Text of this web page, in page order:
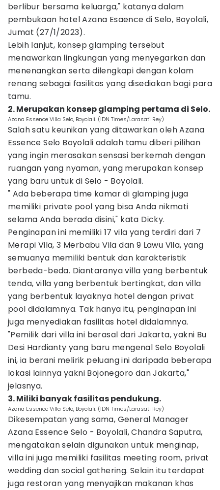
berlibur bersama keluarga," katanya dalam
pembukaan hotel Azana Esaence di Selo, Boyolali,
Jumat (27/1/2023).
Lebih lanjut, konsep glamping tersebut
menawarkan lingkungan yang menyegarkan dan
menenangkan serta dilengkapi dengan kolam
renang sebagai fasilitas yang disediakan bagi para
tamu.
2. Merupakan konsep glamping pertama di Selo.
Azana Essence Villa Selo, Boyolali. (IDN Times/Larasati Rey)
Salah satu keunikan yang ditawarkan oleh Azana
Essence Selo Boyolali adalah tamu diberi pilihan
yang ingin merasakan sensasi berkemah dengan
ruangan yang nyaman, yang merupakan konsep
yang baru untuk di Selo - Boyolali.
" Ada beberapa time kamar di glamping juga
memiliki private pool yang bisa Anda nikmati
selama Anda berada disini," kata Dicky.
Penginapan ini memiliki 17 vila yang terdiri dari 7
Merapi Vila, 3 Merbabu Vila dan 9 Lawu Vila, yang
semuanya memiliki bentuk dan karakteristik
berbeda-beda. Diantaranya villa yang berbentuk
tenda, villa yang berbentuk bertingkat, dan villa
yang berbentuk layaknya hotel dengan privat
pool didalamnya. Tak hanya itu, penginapan ini
juga menyediakan fasilitas hotel didalamnya.
"Pemilik dari villa ini berasal dari Jakarta, yakni Bu
Desi Hardianty yang baru mengenal Selo Boyolali
ini, ia berani melirik peluang ini daripada beberapa
lokasi lainnya yakni Bojonegoro dan Jakarta,"
jelasnya.
3. Miliki banyak fasilitas pendukung.
Azana Essence Villa Selo, Boyolali. (IDN Times/Larasati Rey)
Dikesempatan yang sama, General Manager
Azana Essence Selo - Boyolali, Chandra Saputra,
mengatakan selain digunakan untuk menginap,
villa ini juga memiliki fasilitas meeting room, privat
wedding dan social gathering. Selain itu terdapat
juga restoran yang menyajikan makanan khas